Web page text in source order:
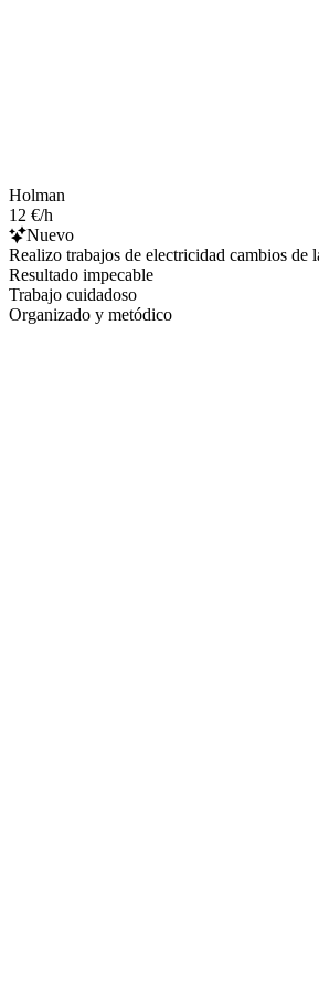
Holman
12 €/h
Nuevo
Realizo trabajos de electricidad cambios de
Resultado impecable
Trabajo cuidadoso
Organizado y metódico